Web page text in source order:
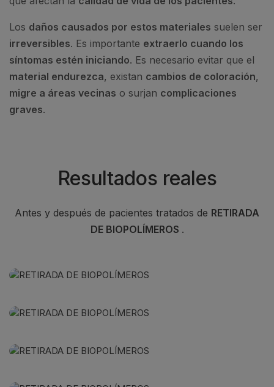
Los daños causados por estos materiales suelen ser
irreversibles. Es importante extraerlo cuando los
síntomas estén iniciando. Es necesario evitar que el
material endurezca, existan cambios de coloración,
migre a áreas vecinas o surjan complicaciones
graves.
Resultados reales
Antes y después de pacientes tratados de RETIRADA
DE BIOPOLÍMEROS .